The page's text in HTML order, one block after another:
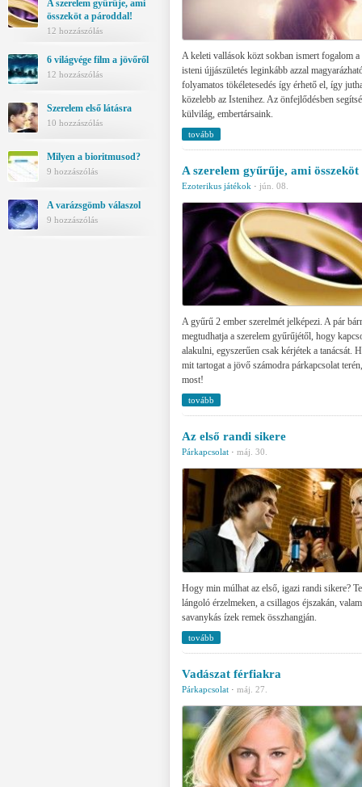
A szerelem gyűrűje, ami
összeköt a pároddal!
12 hozzászólás
6 világvége film a jövőről
12 hozzászólás
Szerelem első látásra
10 hozzászólás
Milyen a bioritmusod?
9 hozzászólás
A varázsgömb válaszol
9 hozzászólás
A keleti vallások közt sokban ismert fogalom
isteni újjászületés leginkább azzal
folyamatos tökéletesedés így érhető el, így
közelebb az Istenihez. Az önfejlődésben
külvilág, embertársaink.
tovább
A szerelem gyűrűje, ami
Ezoterikus játékok · jún. 08.
A gyűrű 2 ember szerelmét jelképezi. A pár
megtudhatja a szerelem gyűrűjétől, hogy
alakulni, egyszerűen csak kérjétek a tanácsát.
mit tartogat a jövő számodra párkapcsolat
most!
tovább
Az első randi sikere
Párkapcsolat · máj. 30.
Hogy min múlhat az első, igazi randi sikere?
lángoló érzelmeken, a csillagos éjszakán,
savanykás ízek remek összhangján.
tovább
Vadászat férfiakra
Párkapcsolat · máj. 27.